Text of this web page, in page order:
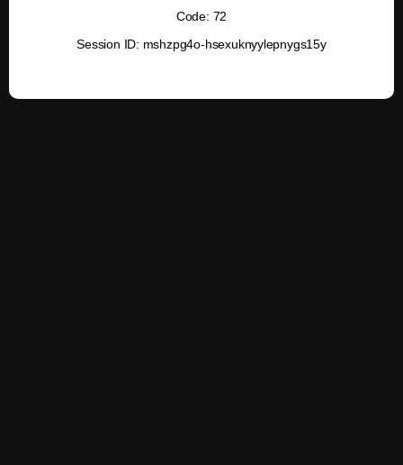
Code: 72
Session ID: mshzpg4o-hsexuknyylepnygs15y